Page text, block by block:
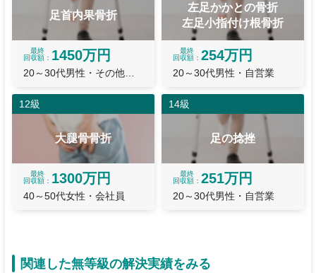
足首内果骨折
最終
回収額
1450万円
20～30代男性・その他職業
左足かかとの骨折
左足小指付け根骨折
最終
回収額
254万円
20～30代男性・自営業
12級
大腿骨骨折
最終
回収額
1300万円
40～50代女性・会社員
14級
足の捻挫
最終
回収額
251万円
20～30代男性・自営業
関連した無等級の解決実績をみる